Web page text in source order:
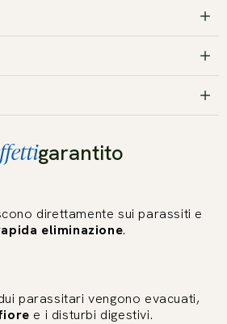
garantito
direttamente sui parassiti e
eliminazione.
parassitari vengono evacuati,
e i disturbi digestivi.